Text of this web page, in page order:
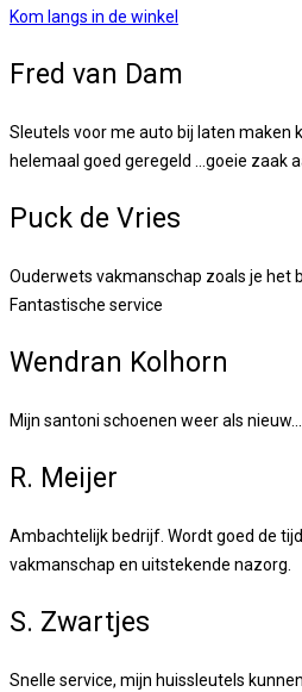
Kom langs in de winkel
Fred van Dam
Sleutels voor me auto bij laten maken
helemaal goed geregeld ...goeie zaak
Puck de Vries
Ouderwets vakmanschap zoals je het
Fantastische service
Wendran Kolhorn
Mijn santoni schoenen weer als
R. Meijer
Ambachtelijk bedrijf. Wordt goed de
vakmanschap en uitstekende nazorg.
S. Zwartjes
Snelle service, mijn huissleutels